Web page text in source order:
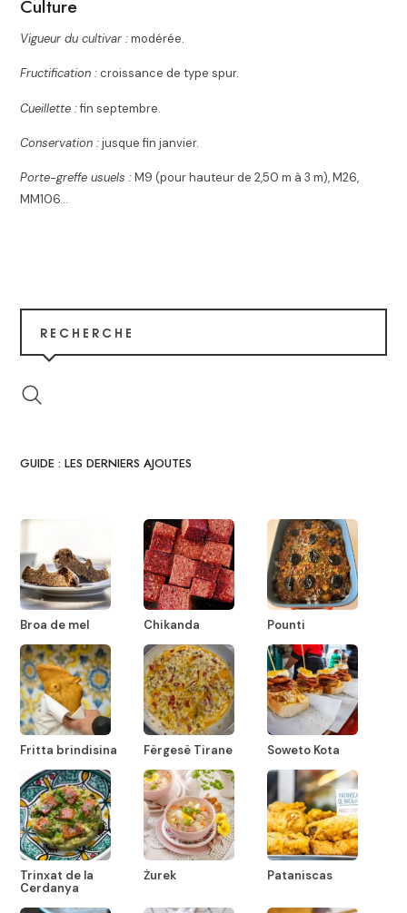
Culture
Vigueur du cultivar :modérée.
Fructification :croissance de type spur.
Cueillette :fin septembre.
Conservation :jusque fin janvier.
Porte-greffe usuels :M9 (pour hauteur de 2,50 m à 3 m), M26,
MM106…
RECHERCHE
GUIDE : LES DERNIERS AJOUTES
Broa de mel Chikanda Pounti
Fritta brindisina Fërgesë Tirane Soweto Kota
Trinxat de la
Cerdanya
Żurek Pataniscas